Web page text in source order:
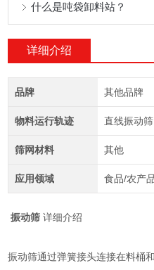
什么是吨袋卸料站？
详细介绍
品牌 其他品牌
物料运行轨迹 直线振动筛
筛网材料 其他
应用领域 食品/农产
振动筛详细介绍
振动筛通过弹簧接头连接在料桶